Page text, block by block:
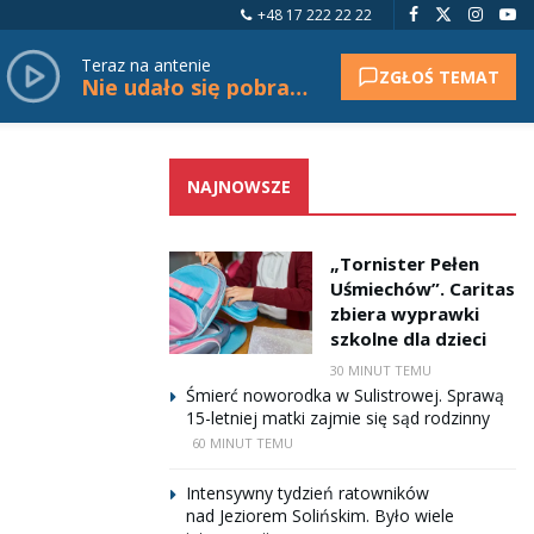
+48 17 222 22 22
Teraz na antenie
Nie udało się pobrać tytułu. ZGŁOŚ TEMAT
NAJNOWSZE
„Tornister Pełen
Uśmiechów”. Caritas
zbiera wyprawki
szkolne dla dzieci
30 MINUT TEMU
Śmierć noworodka w Sulistrowej. Sprawą
15-letniej matki zajmie się sąd rodzinny
60 MINUT TEMU
Intensywny tydzień ratowników
nad Jeziorem Solińskim. Było wiele